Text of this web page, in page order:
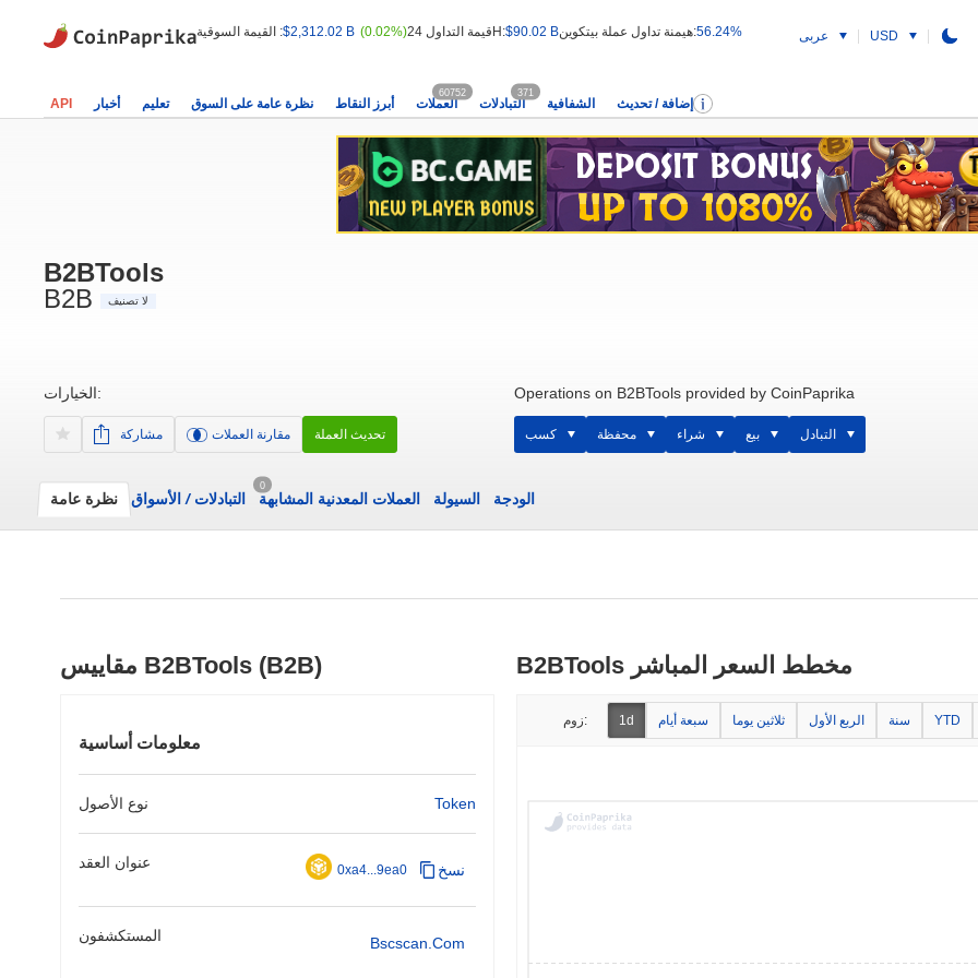
القيمة السوقية :$2,312.02 B (0.02%) قيمة التداول 24H:$90.02 B هيمنة تداول عملة بيتكوين:56.24% عربى USD
API أخبار تعليم نظرة عامة على السوق أبرز النقاط العملات
60752
التبادلات
371
الشفافية إضافة / تحديث
B2BTools
B2B
لا تصنيف
الخيارات:
مشاركة مقارنة العملات تحديث العملة
Operations on B2BTools provided by CoinPaprika
كسب محفظة شراء بيع التبادل
نظرة عامة التبادلات/ الأسواق
0
العملات المعدنية المشابهة السيولة الودجة
مقاييس B2BTools (B2B)
معلومات أساسية
نوع الأصول Token
عنوان العقد 0xa4...9ea0 نسخ
المستكشفون Bscscan.com
B2BTools مخطط السعر المباشر
زوم: 1d سبعة أيام ثلاثين يوما الربع الأول سنة YTD